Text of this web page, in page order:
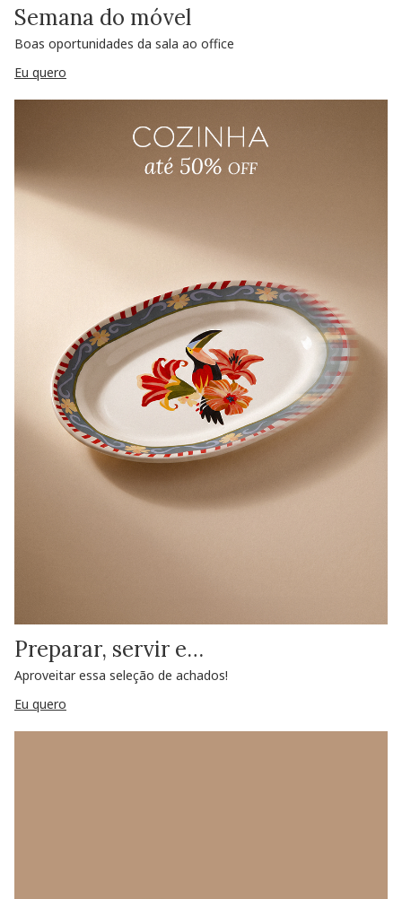
Semana do móvel
Boas oportunidades da sala ao office
Eu quero
Preparar, servir e…
Aproveitar essa seleção de achados!
Eu quero